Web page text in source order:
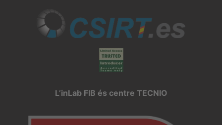
L’inLab FIB és centre TECNIO